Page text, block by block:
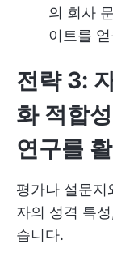
의 회사
이트를
전략 3:
화 적합
연구를
평가나 설문지
자의 성격 특
습니다.